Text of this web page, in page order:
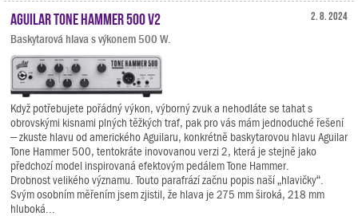
2. 8. 2024
Aguilar Tone Hammer 500 V2
Baskytarová hlava s výkonem 500 W.
Když potřebujete pořádný výkon, výborný zvuk a nehodláte se tahat s
obrovskými kisnami plných těžkých traf, pak pro vás mám jednoduché řešení
– zkuste hlavu od amerického Aguilaru, konkrétně baskytarovou hlavu Aguilar
Tone Hammer 500, tentokráte inovovanou verzi 2, která je stejně jako
předchozí model inspirovaná efektovým pedálem Tone Hammer.
Drobnost velikého významu. Touto parafrází začnu popis naší „hlavičky“.
Svým osobním měřením jsem zjistil, že hlava je 275 mm široká, 218 mm
hluboká...